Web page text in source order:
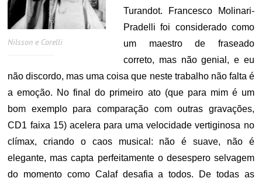
Nilsson e Corelli
Turandot. Francesco Molinari-
Pradelli foi considerado como
um maestro de fraseado
correto, mas não genial, e eu
não discordo, mas uma coisa que neste trabalho não falta é
a emoção. No final do primeiro ato (que para mim é um
bom exemplo para comparação com outras gravações,
CD1 faixa 15) acelera para uma velocidade vertiginosa no
clímax, criando o caos musical: não é suave, não é
elegante, mas capta perfeitamente o desespero selvagem
do momento como Calaf desafia a todos. De todas as